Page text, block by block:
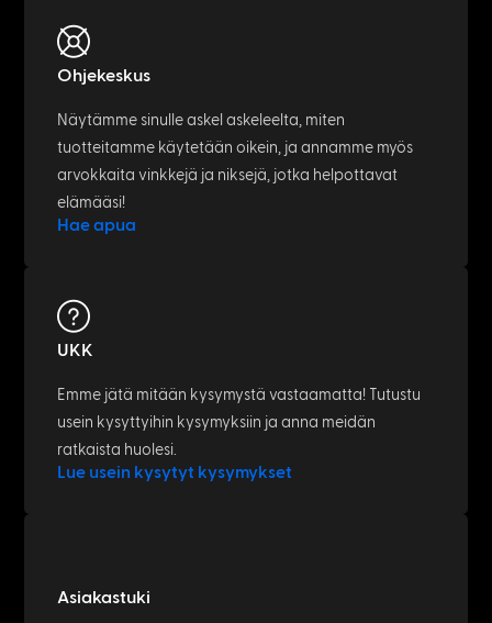
Ohjekeskus
Näytämme sinulle askel askeleelta, miten
tuotteitamme käytetään oikein, ja annamme myös
arvokkaita vinkkejä ja niksejä, jotka helpottavat
elämääsi!
Hae apua
UKK
Emme jätä mitään kysymystä vastaamatta! Tutustu
usein kysyttyihin kysymyksiin ja anna meidän
ratkaista huolesi.
Lue usein kysytyt kysymykset
Asiakastuki